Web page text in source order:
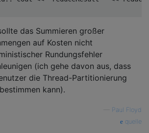
das Summieren großer
auf Kosten nicht
Rundungsfehler
(ich gehe davon aus, dass
die Thread-Partitionierung
kann).
Paul Floyd
quelle